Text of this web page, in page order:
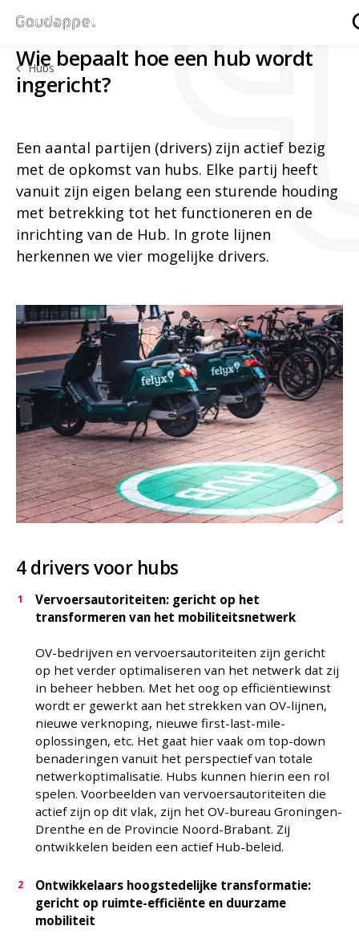
Hubs
Wie bepaalt hoe een hub wordt
ingericht?
Een aantal partijen (drivers) zijn actief bezig
met de opkomst van hubs. Elke partij heeft
vanuit zijn eigen belang een sturende houding
met betrekking tot het functioneren en de
inrichting van de Hub. In grote lijnen
herkennen we vier mogelijke drivers.
4 drivers voor hubs
Vervoersautoriteiten: gericht op het
transformeren van het mobiliteitsnetwerk
OV-bedrijven en vervoersautoriteiten zijn gericht
op het verder optimaliseren van het netwerk dat zij
in beheer hebben. Met het oog op efficiëntiewinst
wordt er gewerkt aan het strekken van OV-lijnen,
nieuwe verknoping, nieuwe first-last-mile-
oplossingen, etc. Het gaat hier vaak om top-down
benaderingen vanuit het perspectief van totale
netwerkoptimalisatie. Hubs kunnen hierin een rol
spelen. Voorbeelden van vervoersautoriteiten die
actief zijn op dit vlak, zijn het OV-bureau Groningen-
Drenthe en de Provincie Noord-Brabant. Zij
ontwikkelen beiden een actief Hub-beleid.
Ontwikkelaars hoogstedelijke transformatie:
gericht op ruimte-efficiënte en duurzame
mobiliteit